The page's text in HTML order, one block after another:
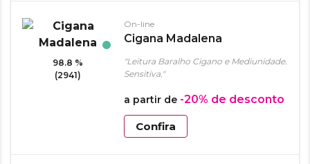
98.8 %
(2941)
On-line
Cigana Madalena
"Leitura Baralho Cigano e Mediunidade.
Sensitiva."
a partir de -20% de desconto
Confira